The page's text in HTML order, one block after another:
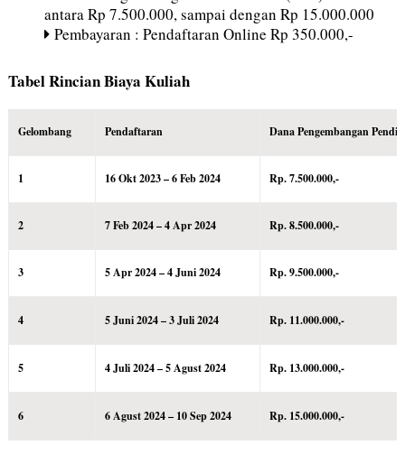
antara Rp 7.500.000, sampai dengan Rp 15.000.000
Pembayaran : Pendaftaran Online Rp 350.000,-
Tabel Rincian Biaya Kuliah
Gelombang Pendaftaran Dana Pengembangan
1 16 Okt 2023 – 6 Feb 2024 Rp. 7.500.000,-
2 7 Feb 2024 – 4 Apr 2024 Rp. 8.500.000,-
3 5 Apr 2024 – 4 Juni 2024 Rp. 9.500.000,-
4 5 Juni 2024 – 3 Juli 2024 Rp. 11.000.000,-
5 4 Juli 2024 – 5 Agust 2024 Rp. 13.000.000,-
6 6 Agust 2024 – 10 Sep 2024 Rp. 15.000.000,-